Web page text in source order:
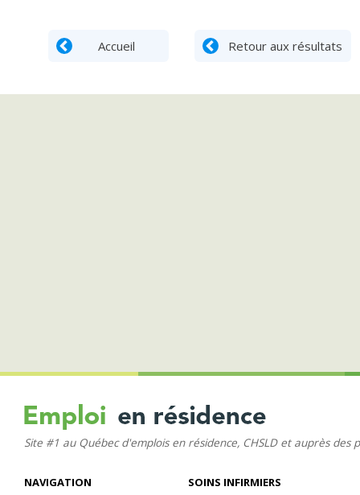
Accueil Retour aux résultats
Site #1 au Québec d'emplois en résidence, CHSLD et auprès des
NAVIGATION
SOINS INFIRMIERS